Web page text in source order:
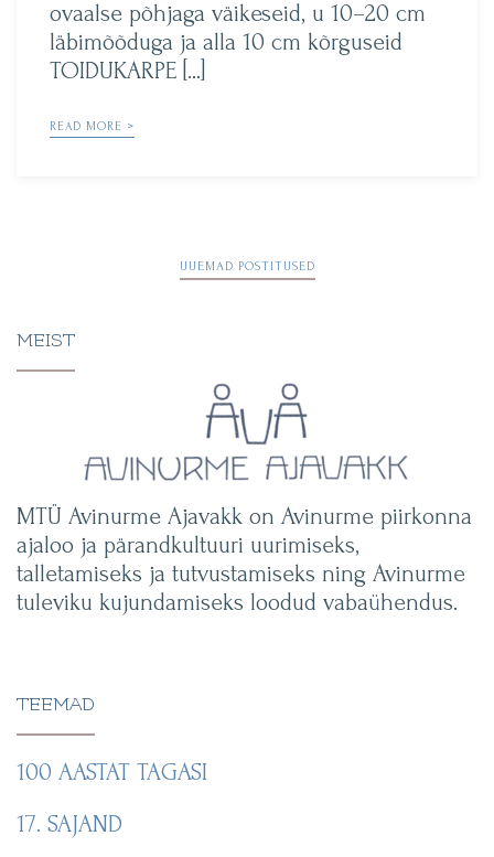
ovaalse põhjaga väikeseid, u 10–20 cm
läbimõõduga ja alla 10 cm kõrguseid
TOIDUKARPE […]
READ MORE >
Navigeerimine
UUEMAD POSTITUSED
MEIST
MTÜ Avinurme Ajavakk on Avinurme piirkonna
ajaloo ja pärandkultuuri uurimiseks,
talletamiseks ja tutvustamiseks ning Avinurme
tuleviku kujundamiseks loodud vabaühendus.
TEEMAD
100 AASTAT TAGASI
17. SAJAND